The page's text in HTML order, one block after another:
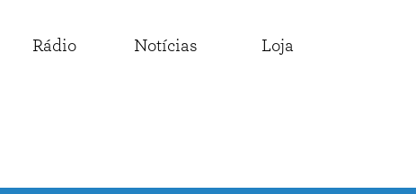
Rádio Notícias Loja